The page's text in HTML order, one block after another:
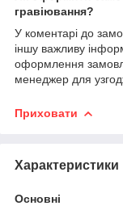
гравіювання?
У коментарі до
іншу важливу
оформлення
менеджер для
Приховати
Характеристики
Основні